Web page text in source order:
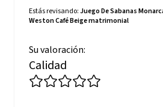
Estás revisando:Juego De Sabanas
Weston Café Beige matrimonial
Su valoración:
Calidad